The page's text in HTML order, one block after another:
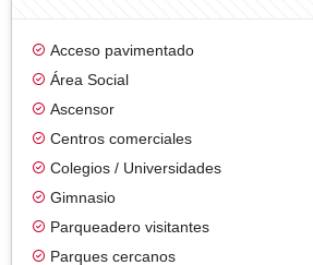
Acceso pavimentado
Área Social
Ascensor
Centros comerciales
Colegios / Universidades
Gimnasio
Parqueadero visitantes
Parques cercanos